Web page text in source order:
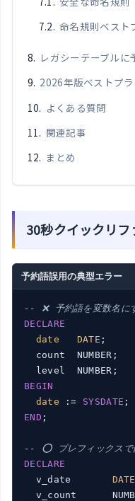
命名規則ベスト
レガシーテーブル
2026年版ベストプ
よくある質問
関連記事
まとめ
30秒クイックリ
予約語誤用の典型エラー
-- ❌ 予約語を変数名に
DECLARE
date
DATE
count
level
BEGIN
date := SYSDATE
END ;
-- ⭕ プレフィックスで
DECLARE
  v_date
DATE
v_count